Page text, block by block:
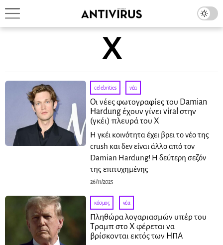
X
celebrities · νέα
Οι νέες φωτογραφίες του Damian
Hardung έχουν γίνει viral στην
(γκέι) πλευρά του X
Η γκέι κοινότητα έχει βρει το νέο της
crush και δεν είναι άλλο από τον
Damian Hardung! Η δεύτερη σεζόν
της επιτυχημένης
26/11/2025
κόσμος · νέα
Πληθώρα λογαριασμών υπέρ του
Τραμπ στο X φέρεται να
βρίσκονται εκτός των ΗΠΑ